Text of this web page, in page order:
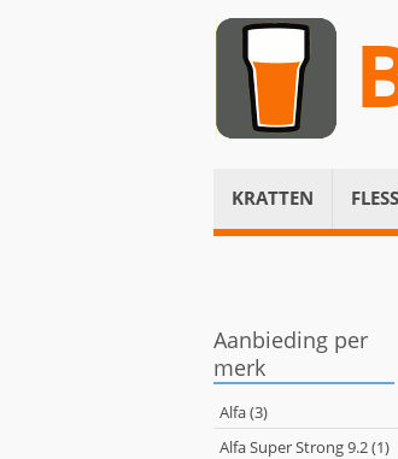
KRATTEN
Aanbieding per
merk
Alfa (3)
Alfa Super Strong 9.2 (1)